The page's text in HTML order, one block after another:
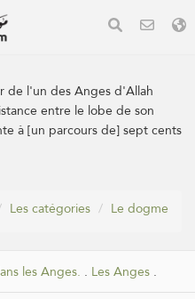
de l'un des Anges d'Allah
entre le lobe de son
à [un parcours de] sept cents
Les catégories Le dogme
les Anges. . Les Anges .